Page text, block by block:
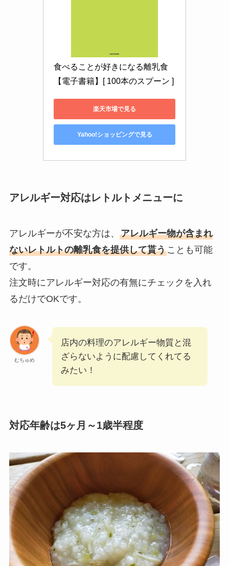
食べることが好きになる離乳食
【電子書籍】[ 100本のスプーン ]
楽天市場で見る
Yahoo!ショッピングで見る
アレルギー対応はレトルトメニューに
アレルギーが不安な方は、 アレルギー物が含まれ
ないレトルトの離乳食を提供して貰うことも可能
です。
注文時にアレルギー対応の有無にチェックを入れ
るだけでOKです。
むちゅめ
店内の料理のアレルギー物質と混
ざらないように配慮してくれてる
みたい！
対応年齢は5ヶ月～1歳半程度